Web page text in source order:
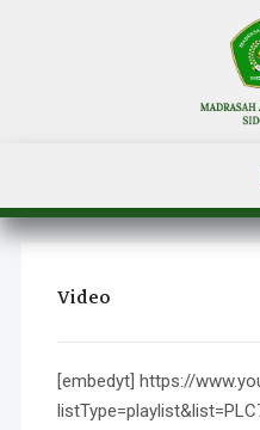
Video
[embedyt] https://